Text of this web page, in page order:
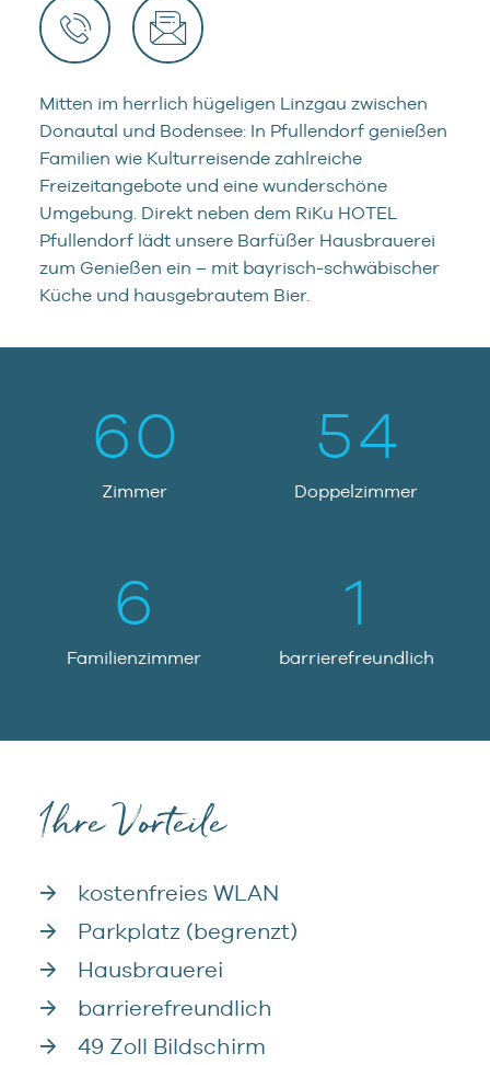
JETZT ANRUFENE-MAIL SCHREIBEN
Mitten im herrlich hügeligen Linzgau zwischen
Donautal und Bodensee: In Pfullendorf genießen
Familien wie Kulturreisende zahlreiche
Freizeitangebote und eine wunderschöne
Umgebung. Direkt neben dem RiKu HOTEL
Pfullendorf lädt unsere Barfüßer Hausbrauerei
zum Genießen ein – mit bayrisch-schwäbischer
Küche und hausgebrautem Bier.
0
1
2
3
4
5
6
7
8
9
0
1
2
3
5
6
7
8
9
Zimmer
0
1
2
4
5
6
7
8
0
1
3
4
5
6
7
9
Doppelzimmer
0
1
2
3
4
6
7
8
9
Familienzimmer
1
2
3
barrierefreundlich
Ihre Vorteile
kostenfreies WLAN
Parkplatz (begrenzt)
Hausbrauerei
barrierefreundlich
49 Zoll Bildschirm